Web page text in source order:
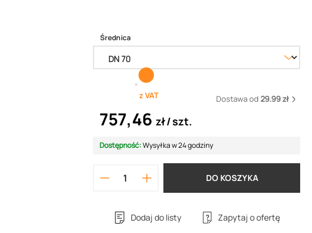
Średnica
z VAT Dostawa od 29.99 zł
757,46 zł szt.
Dostępność:Wysyłka w 24 godziny
DO KOSZYKA
Dodaj do listy Zapytaj o ofertę